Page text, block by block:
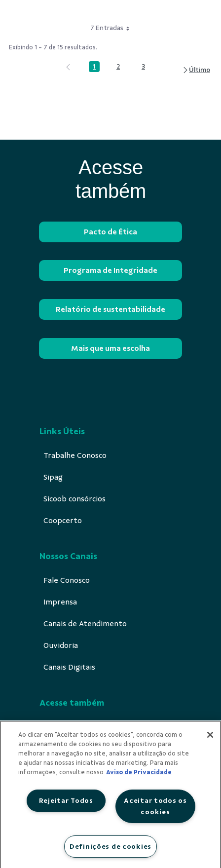
7 Entradas
Exibindo 1 - 7 de 15 resultados.
Página
1 Página
2 Página
3
Acesse
também
Pacto de Ética
Programa de Integridade
Relatório de sustentabilidade
Mais que uma escolha
Links Úteis
Trabalhe Conosco
Sipag
Sicoob consórcios
Coopcerto
Nossos Canais
Fale Conosco
Imprensa
Canais de Atendimento
Ouvidoria
Canais Digitais
Acesse também
Indícios de Ilicitude
Privacidade
Ao clicar em "Aceitar todos os cookies", concorda com o
armazenamento de cookies no seu dispositivo para
melhorar a navegação no site, analisar a utilização do site
e ajudar nas nossas iniciativas de marketing. Para mais
informações, consulte nosso Aviso de Privacidade
Aceitar todos os
cookies
Rejeitar Todos
Definições de cookies